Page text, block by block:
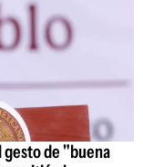
gesto de "buena